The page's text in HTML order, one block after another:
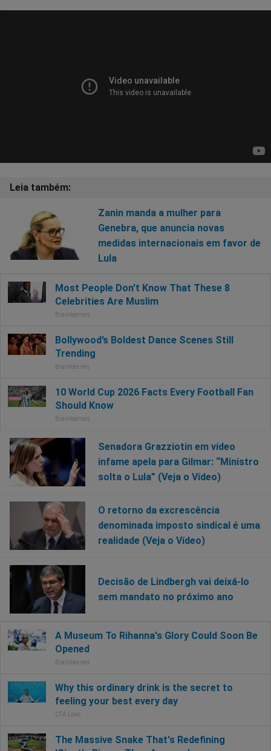
Zanin manda a mulher para
Genebra, que anuncia novas
medidas internacionais em favor de
Lula
Senadora Grazziotin em vídeo
infame apela para Gilmar: “Ministro
solta o Lula” (Veja o Vídeo)
O retorno da excrescência
denominada imposto sindical é uma
realidade (Veja o Vídeo)
Decisão de Lindbergh vai deixá-lo
sem mandato no próximo ano